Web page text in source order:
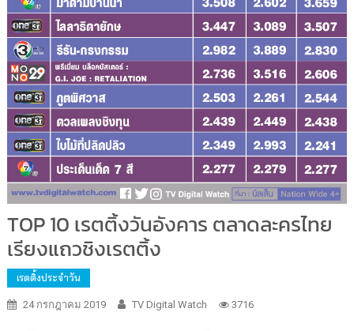
TOP 10 เรตติ้งวันอังคาร ตลาดละครไทย
เรียงแถวชิงเรตติ้ง
เรตติ้งประจำวัน
24 กรกฎาคม 2019 TV Digital Watch 3716